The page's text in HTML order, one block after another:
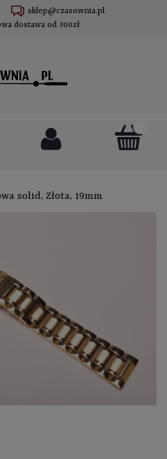
sklep@czasownia.pl
dostawa od 300zł
solid, Złota, 19mm